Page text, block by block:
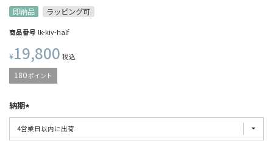
即納品 ラッピング可
商品番号 lk-kiv-half
¥19,800 税込
180ポイント
納期